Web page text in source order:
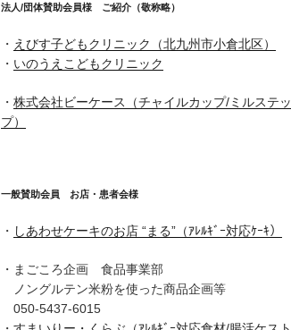
法人/団体賛助会員様 ご紹介（敬称略）
・ えびす子どもクリニック（北九州市小倉北区）
・ いのうえこどもクリニック
・ 株式会社ビーケース（チャイルカップ/ミルステッ
プ）
一般賛助会員 お店・患者会様
・ しあわせケーキのお店 “まる”（ｱﾚﾙｷﾞｰ対応ｹｰｷ）
・まごころ企画 食品事業部
ノングルテン米粉を使った商品企画等
050-5437-6015